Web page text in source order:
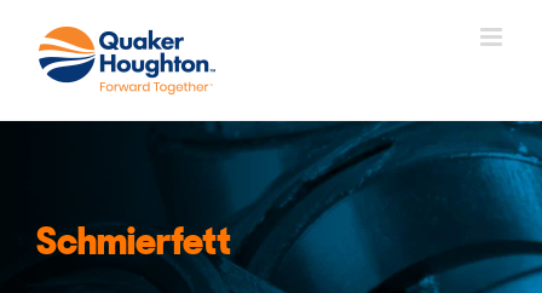
Inhalt
springen
Schmierfett